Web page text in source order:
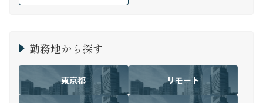
勤務地から探す
東京都 リモート